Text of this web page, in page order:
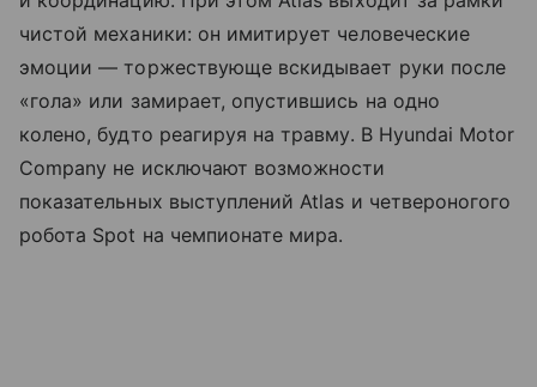
чистой механики: он имитирует человеческие
эмоции — торжествующе вскидывает руки после
«гола» или замирает, опустившись на одно
колено, будто реагируя на травму. В Hyundai Motor
Company не исключают возможности
показательных выступлений Atlas и четвероногого
робота Spot на чемпионате мира.